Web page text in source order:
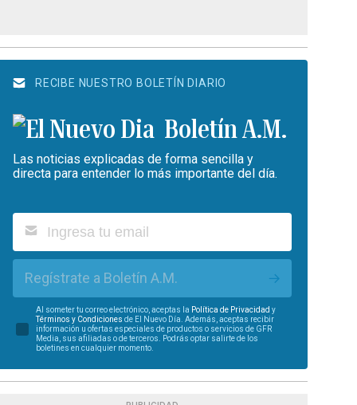
RECIBE NUESTRO BOLETÍN DIARIO
Boletín A.M.
Las noticias explicadas de forma sencilla y
directa para entender lo más importante del día.
Regístrate a Boletín A.M.
Al someter tu correo electrónico, aceptas la Política de Privacidad y
Términos y Condiciones de El Nuevo Día. Además, aceptas recibir
información u ofertas especiales de productos o servicios de GFR
Media, sus afiliadas o de terceros. Podrás optar salirte de los
boletines en cualquier momento.